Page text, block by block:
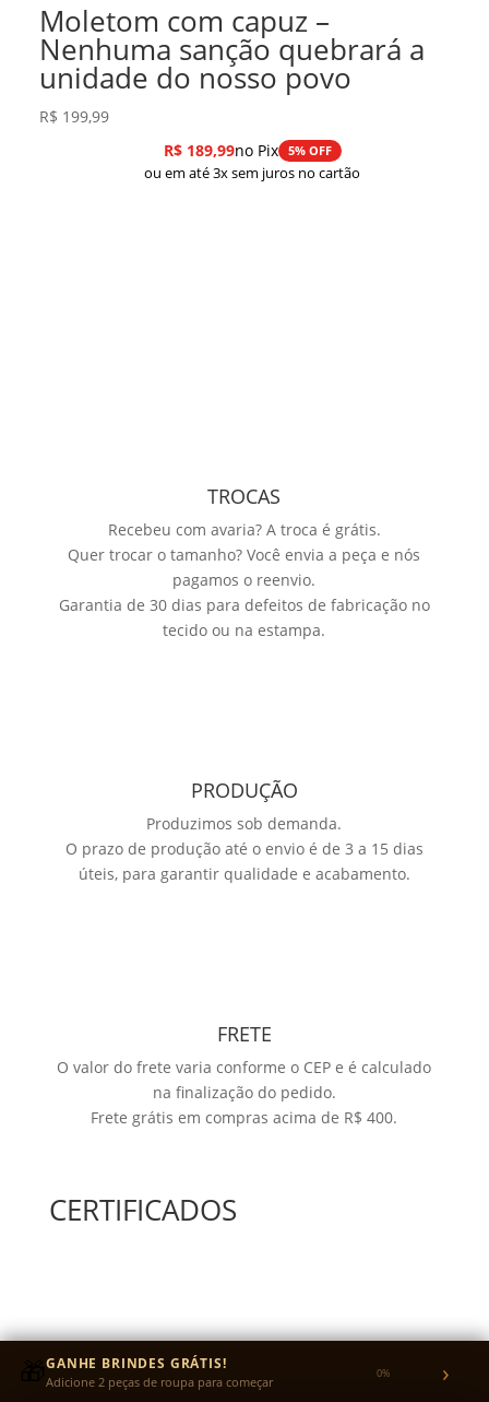
Moletom com capuz –
Nenhuma sanção quebrará a
unidade do nosso povo
R$ 199,99
R$189,99no Pix 5% OFF
ou em até 3x sem juros no cartão
TROCAS
Recebeu com avaria? A troca é grátis.
Quer trocar o tamanho? Você envia a peça e nós
pagamos o reenvio.
Garantia de 30 dias para defeitos de fabricação no
tecido ou na estampa.
PRODUÇÃO
Produzimos sob demanda.
O prazo de produção até o envio é de 3 a 15 dias
úteis, para garantir qualidade e acabamento.
FRETE
O valor do frete varia conforme o CEP e é calculado
na finalização do pedido.
Frete grátis em compras acima de R$ 400.
CERTIFICADOS
🎁GANHE BRINDES GRÁTIS!
Adicione 2 peças de roupa para começar 0% ›